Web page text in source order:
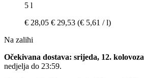
5 l
€ 28,05 € 29,53 (€ 5,61 / l)
Na zalihi
Očekivana dostava: srijeda, 12. kolovoza
nedjelja do 23:59.